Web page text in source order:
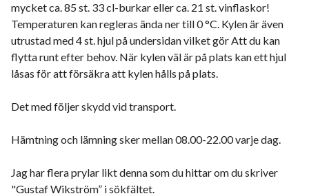
mycket ca. 85 st. 33 cl-burkar eller ca. 21 st. vinflaskor!
Temperaturen kan regleras ända ner till 0 °C. Kylen är även
utrustad med 4 st. hjul på undersidan vilket gör Att du kan
flytta runt efter behov. När kylen väl är på plats kan ett hjul
låsas för att försäkra att kylen hålls på plats.
Det med följer skydd vid transport.
Hämtning och lämning sker mellan 08.00-22.00 varje dag.
Jag har flera prylar likt denna som du hittar om du skriver
"Gustaf Wikström” i sökfältet.